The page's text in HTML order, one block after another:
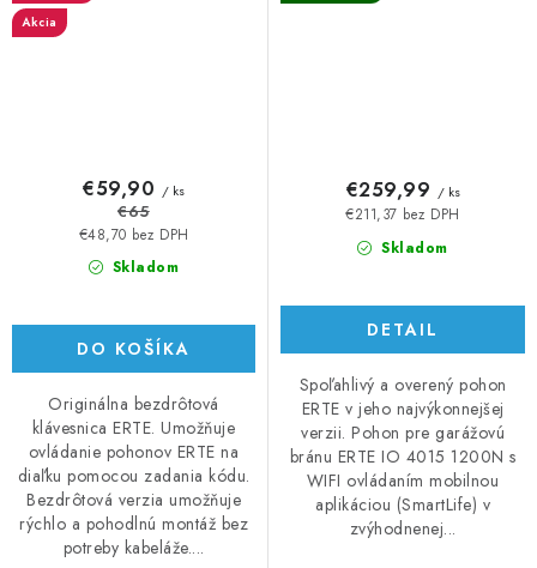
Akcia
Skladom
€48,70 bez DPH
€59,90 / ks
€65
DO KOŠÍKA
Originálna bezdrôtová
klávesnica ERTE. Umožňuje
ovládanie pohonov ERTE na
diaľku pomocou zadania kódu.
Bezdrôtová verzia umožňuje
rýchlo a pohodlnú montáž bez
potreby kabeláže....
Skladom
€211,37 bez DPH
€259,99 / ks
DETAIL
Spoľahlivý a overený pohon
ERTE v jeho najvýkonnejšej
verzii. Pohon pre garážovú
bránu ERTE IO 4015 1200N s
WIFI ovládaním mobilnou
aplikáciou (SmartLife) v
zvýhodnenej...